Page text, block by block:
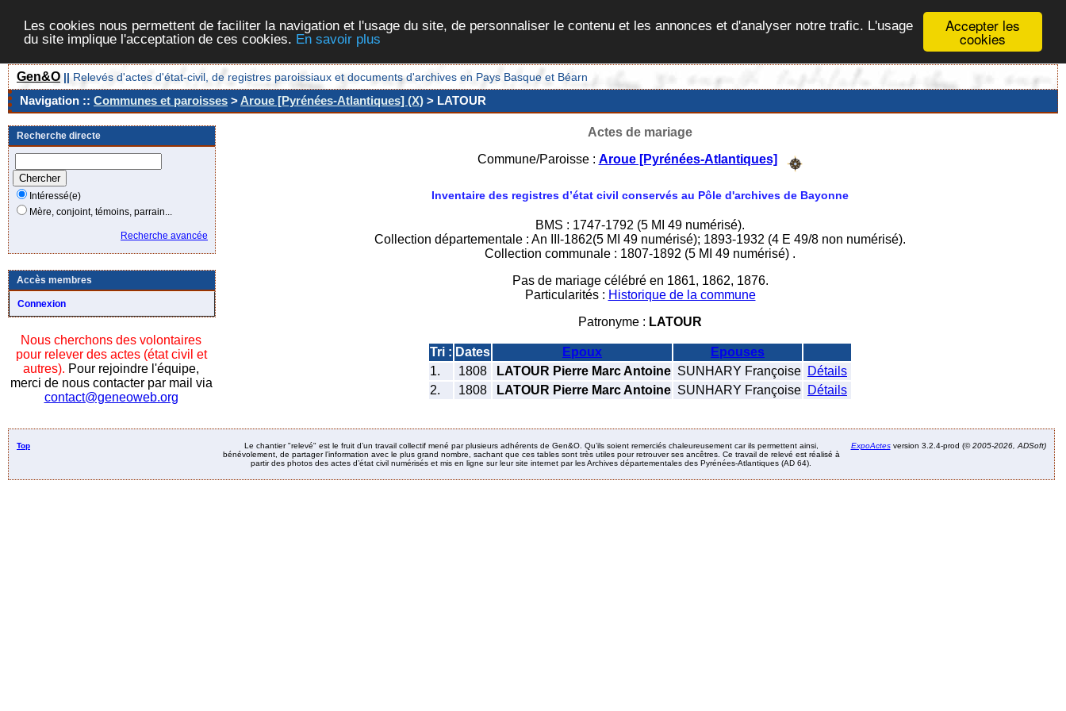
Accepter les
cookies
Les cookies nous permettent de faciliter la navigation et l'usage du site, de personnaliser le contenu et les annonces et d'analyser notre trafic. L'usage
du site implique l'acceptation de ces cookies. En savoir plus
Gen&O || Relevés d'actes d'état-civil, de registres paroissiaux et documents d'archives en Pays Basque et Béarn
Navigation :: Communes et paroisses >Aroue [Pyrénées-Atlantiques] (X) > LATOUR
Recherche directe
Intéressé(e)
Mère, conjoint, témoins, parrain...
Recherche avancée
Accès membres
Connexion
Nous cherchons des volontaires
pour relever des actes (état civil et
autres). Pour rejoindre l'équipe,
merci de nous contacter par mail via
contact@geneoweb.org
Actes de mariage
Commune/Paroisse : Aroue [Pyrénées-Atlantiques]
Inventaire des registres d’état civil conservés au Pôle d'archives de Bayonne
BMS : 1747-1792 (5 MI 49 numérisé).
Collection départementale : An III-1862(5 MI 49 numérisé); 1893-1932 (4 E 49/8 non numérisé).
Collection communale : 1807-1892 (5 MI 49 numérisé) .
Pas de mariage célébré en 1861, 1862, 1876.
Particularités : Historique de la commune
Patronyme : LATOUR
Tri : Dates Epoux
Epouses
1.
1808 LATOUR Pierre Marc Antoine SUNHARY Françoise Détails
2.
1808 LATOUR Pierre Marc Antoine SUNHARY Françoise Détails
Top
Le chantier "relevé" est le fruit d’un travail collectif mené par plusieurs adhérents de Gen&O. Qu’ils soient remerciés chaleureusement car ils permettent ainsi,
bénévolement, de partager l’information avec le plus grand nombre, sachant que ces tables sont très utiles pour retrouver ses ancêtres. Ce travail de relevé est réalisé à
partir des photos des actes d’état civil numérisés et mis en ligne sur leur site internet par les Archives départementales des Pyrénées-Atlantiques (AD 64).
ExpoActesversion 3.2.4-prod (©2005-2026, ADSoft)